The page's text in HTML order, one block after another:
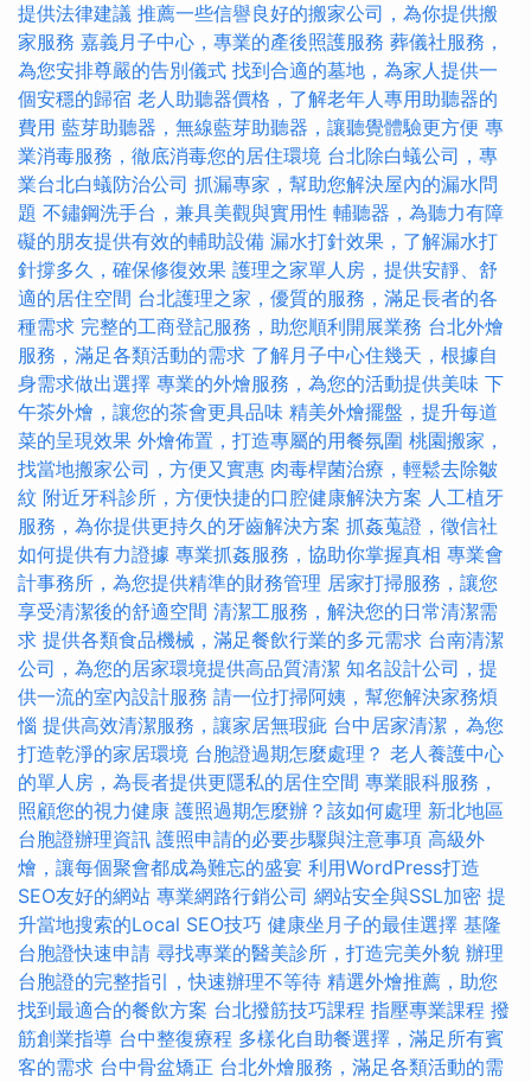
提供法律建議 推薦一些信譽良好的搬家公司，為你提供搬
家服務 嘉義月子中心，專業的產後照護服務 葬儀社服務，
為您安排尊嚴的告別儀式 找到合適的墓地，為家人提供一
個安穩的歸宿 老人助聽器價格，了解老年人專用助聽器的
費用 藍芽助聽器，無線藍芽助聽器，讓聽覺體驗更方便 專
業消毒服務，徹底消毒您的居住環境 台北除白蟻公司，專
業台北白蟻防治公司 抓漏專家，幫助您解決屋內的漏水問
題 不鏽鋼洗手台，兼具美觀與實用性 輔聽器，為聽力有障
礙的朋友提供有效的輔助設備 漏水打針效果，了解漏水打
針撐多久，確保修復效果 護理之家單人房，提供安靜、舒
適的居住空間 台北護理之家，優質的服務，滿足長者的各
種需求 完整的工商登記服務，助您順利開展業務 台北外燴
服務，滿足各類活動的需求 了解月子中心住幾天，根據自
身需求做出選擇 專業的外燴服務，為您的活動提供美味 下
午茶外燴，讓您的茶會更具品味 精美外燴擺盤，提升每道
菜的呈現效果 外燴佈置，打造專屬的用餐氛圍 桃園搬家，
找當地搬家公司，方便又實惠 肉毒桿菌治療，輕鬆去除皺
紋 附近牙科診所，方便快捷的口腔健康解決方案 人工植牙
服務，為你提供更持久的牙齒解決方案 抓姦蒐證，徵信社
如何提供有力證據 專業抓姦服務，協助你掌握真相 專業會
計事務所，為您提供精準的財務管理 居家打掃服務，讓您
享受清潔後的舒適空間 清潔工服務，解決您的日常清潔需
求 提供各類食品機械，滿足餐飲行業的多元需求 台南清潔
公司，為您的居家環境提供高品質清潔 知名設計公司，提
供一流的室內設計服務 請一位打掃阿姨，幫您解決家務煩
惱 提供高效清潔服務，讓家居無瑕疵 台中居家清潔，為您
打造乾淨的家居環境 台胞證過期怎麼處理？ 老人養護中心
的單人房，為長者提供更隱私的居住空間 專業眼科服務，
照顧您的視力健康 護照過期怎麼辦？該如何處理 新北地區
台胞證辦理資訊 護照申請的必要步驟與注意事項 高級外
燴，讓每個聚會都成為難忘的盛宴 利用WordPress打造
SEO友好的網站 專業網路行銷公司 網站安全與SSL加密 提
升當地搜索的Local SEO技巧 健康坐月子的最佳選擇 基隆
台胞證快速申請 尋找專業的醫美診所，打造完美外貌 辦理
台胞證的完整指引，快速辦理不等待 精選外燴推薦，助您
找到最適合的餐飲方案 台北撥筋技巧課程 指壓專業課程 撥
筋創業指導 台中整復療程 多樣化自助餐選擇，滿足所有賓
客的需求 台中骨盆矯正 台北外燴服務，滿足各類活動的需